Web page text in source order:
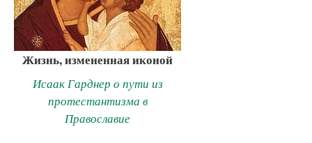
Жизнь, измененная иконой
Исаак Гарднер о пути из
протестантизма в
Православие